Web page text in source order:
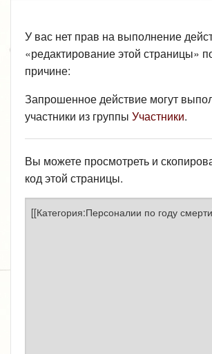
У вас нет прав на выполнение
«редактирование этой страницы»
причине:
Запрошенное действие могут
участники из группы Участники.
Вы можете просмотреть и
код этой страницы.